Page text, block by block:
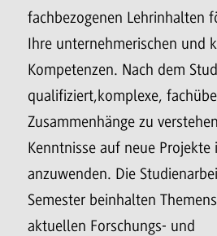
fachbezogenen Lehrinhalten
Ihre unternehmerischen und
Kompetenzen. Nach dem
qualifiziert,komplexe,
Zusammenhänge zu
Kenntnisse auf neue Projekte
anzuwenden. Die
Semester beinhalten
aktuellen Forschungs- und